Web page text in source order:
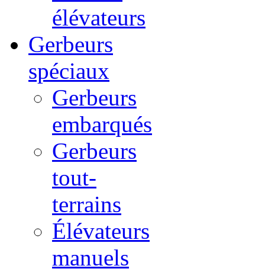
élévateurs
Gerbeurs
spéciaux
Gerbeurs
embarqués
Gerbeurs
tout-
terrains
Élévateurs
manuels